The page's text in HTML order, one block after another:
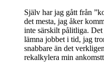
Själv har jag gått från
det mesta, jag åker
inte särskilt pålitliga.
lämna jobbet i tid, jag
snabbare än det
rekalkylera min